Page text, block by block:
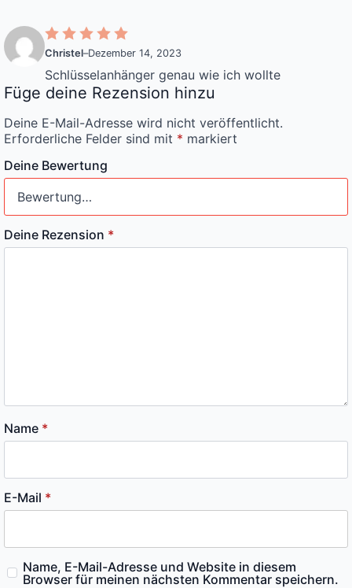
Christel–Dezember 14, 2023
Schlüsselanhänger genau wie ich wollte
Füge deine Rezension hinzu
Deine E-Mail-Adresse wird nicht veröffentlicht.
Erforderliche Felder sind mit * markiert
Deine Bewertung
Deine Rezension *
Name *
E-Mail *
Name, E-Mail-Adresse und Website in diesem
Browser für meinen nächsten Kommentar speichern.